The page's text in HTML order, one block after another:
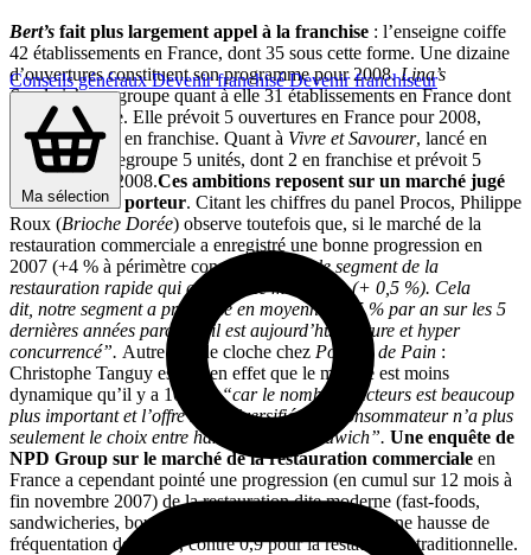
Conseils générauxDevenir franchiséDevenir franchiseur
Ma sélection
Bert’s fait plus largement appel à la franchise : l’enseigne coiffe
42 établissements en France, dont 35 sous cette forme. Une dizaine
d’ouvertures constituent son programme pour 2008.Lina’s
Sandwichesregroupe quant à elle 31 établissements en France dont
22 en franchise. Elle prévoit 5 ouvertures en France pour 2008,
principalement en franchise. Quant à Vivre et Savourer, lancé en
mars 2007, il regroupe 5 unités, dont 2 en franchise et prévoit 5
ouvertures en 2008.Ces ambitions reposent sur un marché jugé
unanimement porteur. Citant les chiffres du panel Procos, Philippe
Roux (Brioche Dorée) observe toutefois que, si le marché de la
restauration commerciale a enregistré une bonne progression en
2007 (+4 % à périmètre constant),
“c’est le segment de la
restauration rapide qui a évolué le moins vite (+ 0,5 %). Cela
dit, notre segment a progressé en moyenne de 5 % par an sur les 5
dernières années parce qu’il est aujourd’hui mature et hyper
concurrencé”. Autre son de cloche chez Pomme de Pain :
Christophe Tanguy estime en effet que le marché est moins
dynamique qu’il y a 10 ans,“car le nombre d’acteurs est beaucoup
plus important et l’offre s’est diversifiée : le consommateur n’a plus
seulement le choix entre hamburger et sandwich”. Une enquête de
NPD Group sur le marché de la restauration commerciale en
France a cependant pointé une progression (en cumul sur 12 mois à
fin novembre 2007) de la restauration dite moderne (fast-foods,
sandwicheries, boulangeries et cafétérias…), avec une hausse de
fréquentation de 2,3 %, contre 0,9 pour la restauration traditionnelle.